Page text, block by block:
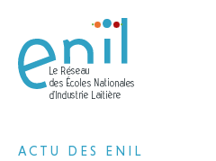
ACTU DES ENIL